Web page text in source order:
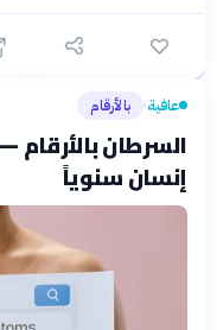
عافية› بالأرقام
إنسان سنوياً